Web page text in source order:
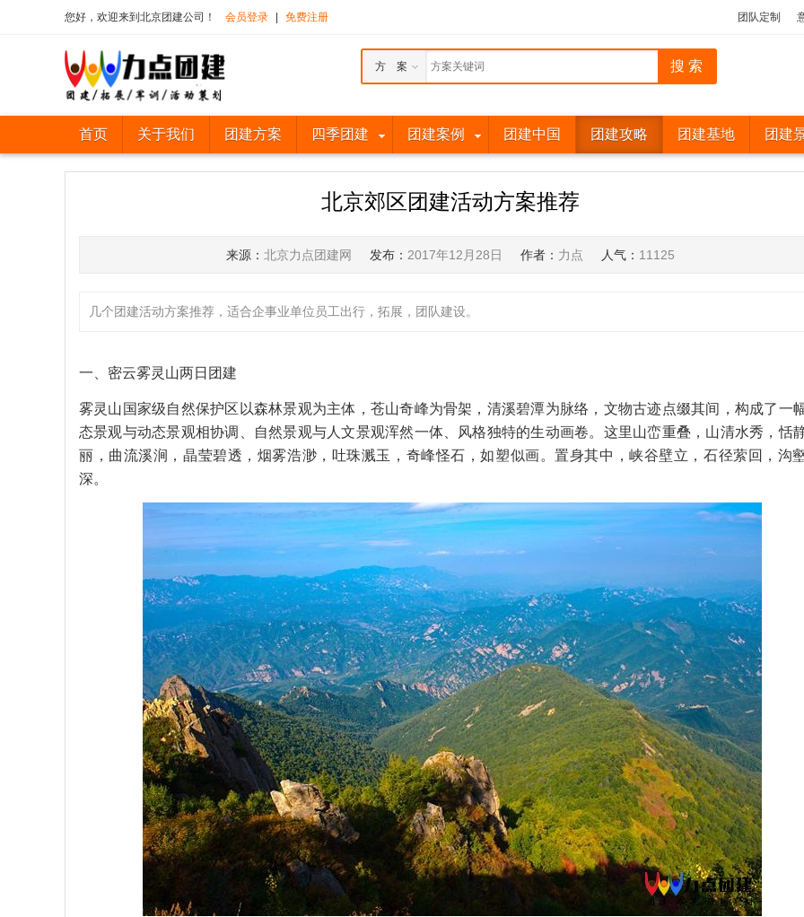
您好，欢迎来到北京团建公司！ 会员登录 免费注册 团队定制
方 案
首页 关于我们 团建方案 四季团建 团建案例 团建中国 团建攻略 团建基地 团建
北京郊区团建活动方案推荐
来源： 北京力点团建网 发布： 2017年12月28日 作者： 力点 人气： 11125
几个团建活动方案推荐，适合企事业单位员工出行，拓展，团队建设。
一、密云雾灵山两日团建
雾灵山国家级自然保护区以森林景观为主体，苍山奇峰为骨架，清溪碧潭为脉络，文物古迹点缀其间，构成了一
态景观与动态景观相协调、自然景观与人文景观浑然一体、风格独特的生动画卷。这里山峦重叠，山清水秀，恬
丽，曲流溪涧，晶莹碧透，烟雾浩渺，吐珠溅玉，奇峰怪石，如塑似画。置身其中，峡谷壁立，石径萦回，沟
深。